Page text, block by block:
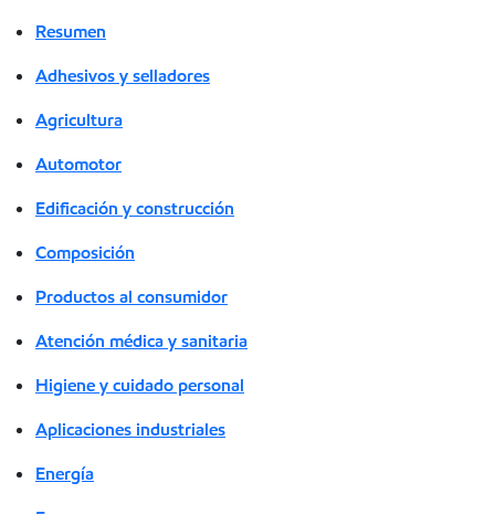
Resumen
Adhesivos y selladores
Agricultura
Automotor
Edificación y construcción
Composición
Productos al consumidor
Atención médica y sanitaria
Higiene y cuidado personal
Aplicaciones industriales
Energía